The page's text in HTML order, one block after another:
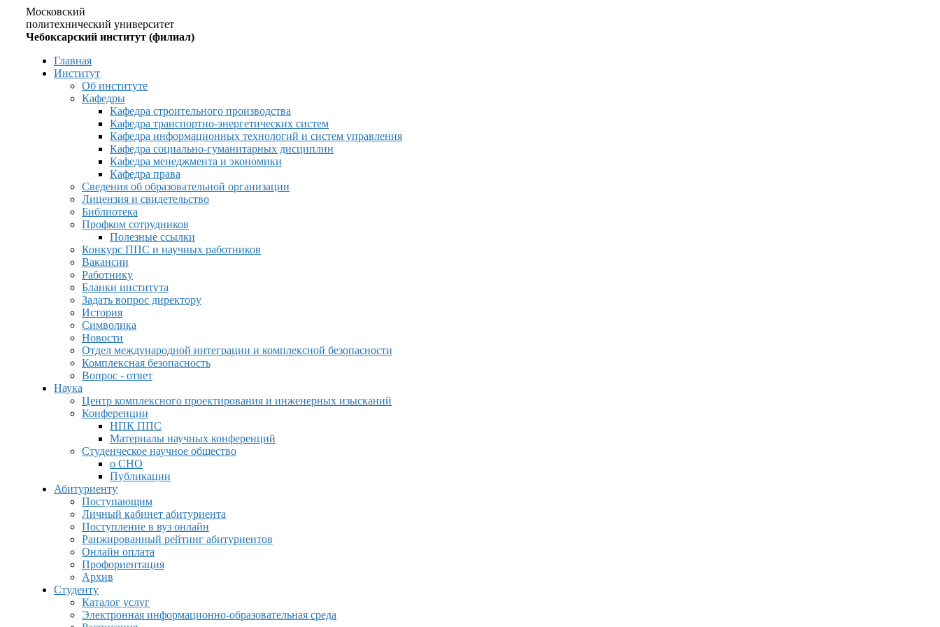
Московский
политехнический университет
Чебоксарский институт (филиал)
Главная
Институт
Об институте
Кафедры
Кафедра строительного производства
Кафедра транспортно-энергетических систем
Кафедра информационных технологий и систем управления
Кафедра социально-гуманитарных дисциплин
Кафедра менеджмента и экономики
Кафедра права
Сведения об образовательной организации
Лицензия и свидетельство
Библиотека
Профком сотрудников
Полезные ссылки
Конкурс ППС и научных работников
Вакансии
Работнику
Бланки института
Задать вопрос директору
История
Символика
Новости
Отдел международной интеграции и комплексной безопасности
Комплексная безопасность
Вопрос - ответ
Наука
Центр комплексного проектирования и инженерных изысканий
Конференции
НПК ППС
Материалы научных конференций
Студенческое научное общество
о СНО
Публикации
Абитуриенту
Поступающим
Личный кабинет абитуриента
Поступление в вуз онлайн
Ранжированный рейтинг абитуриентов
Онлайн оплата
Профориентация
Архив
Студенту
Каталог услуг
Электронная информационно-образовательная среда